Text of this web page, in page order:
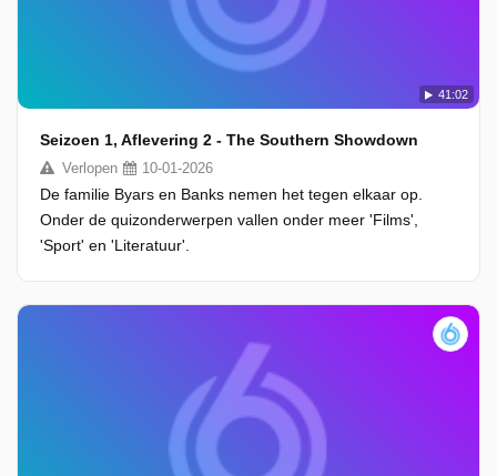
41:02
Seizoen 1, Aflevering 2 - The Southern Showdown
Verlopen 10-01-2026
De familie Byars en Banks nemen het tegen elkaar op.
Onder de quizonderwerpen vallen onder meer 'Films',
'Sport' en 'Literatuur'.